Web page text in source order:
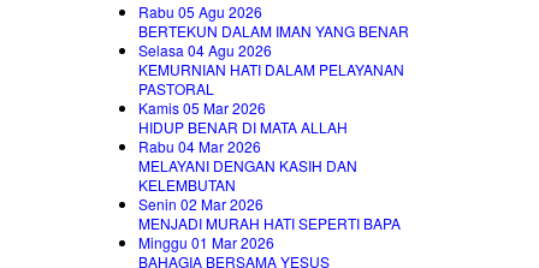
Rabu 05 Agu 2026
BERTEKUN DALAM IMAN YANG BENAR
Selasa 04 Agu 2026
KEMURNIAN HATI DALAM PELAYANAN
PASTORAL
Kamis 05 Mar 2026
HIDUP BENAR DI MATA ALLAH
Rabu 04 Mar 2026
MELAYANI DENGAN KASIH DAN
KELEMBUTAN
Senin 02 Mar 2026
MENJADI MURAH HATI SEPERTI BAPA
Minggu 01 Mar 2026
BAHAGIA BERSAMA YESUS